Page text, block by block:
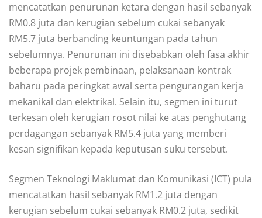
mencatatkan penurunan ketara dengan hasil sebanyak
RM0.8 juta dan kerugian sebelum cukai sebanyak
RM5.7 juta berbanding keuntungan pada tahun
sebelumnya. Penurunan ini disebabkan oleh fasa akhir
beberapa projek pembinaan, pelaksanaan kontrak
baharu pada peringkat awal serta pengurangan kerja
mekanikal dan elektrikal. Selain itu, segmen ini turut
terkesan oleh kerugian rosot nilai ke atas penghutang
perdagangan sebanyak RM5.4 juta yang memberi
kesan signifikan kepada keputusan suku tersebut.
Segmen Teknologi Maklumat dan Komunikasi (ICT) pula
mencatatkan hasil sebanyak RM1.2 juta dengan
kerugian sebelum cukai sebanyak RM0.2 juta, sedikit